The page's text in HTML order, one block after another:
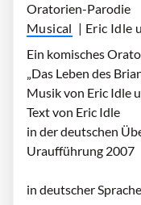
Oratorien-Parodie
Musical | Eric Idle
Ein komisches
„Das Leben des
Musik von Eric Idle
Text von Eric Idle
in der deutschen
Uraufführung 2007
in deutscher